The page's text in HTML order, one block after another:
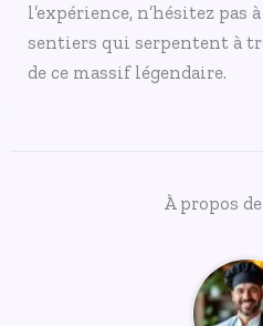
l’expérience, n’hésitez pas
sentiers qui serpentent à
de ce massif légendaire.
À propos